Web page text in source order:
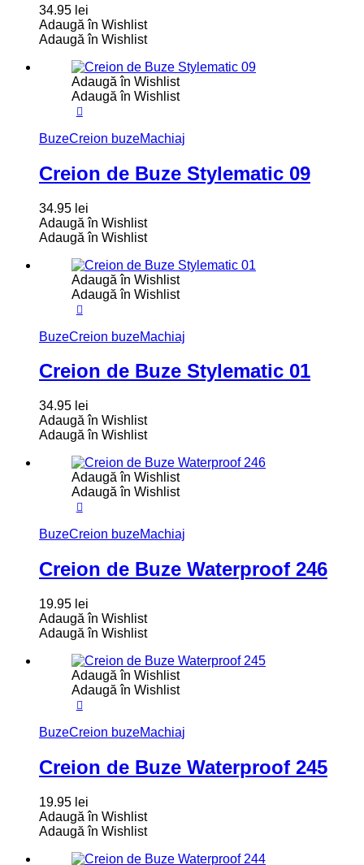
34.95 lei
Adaugă în Wishlist
Adaugă în Wishlist
Adaugă în Wishlist
Adaugă în Wishlist
BuzeCreion buzeMachiaj
Creion de Buze Stylematic 09
34.95 lei
Adaugă în Wishlist
Adaugă în Wishlist
Adaugă în Wishlist
Adaugă în Wishlist
BuzeCreion buzeMachiaj
Creion de Buze Stylematic 01
34.95 lei
Adaugă în Wishlist
Adaugă în Wishlist
Adaugă în Wishlist
Adaugă în Wishlist
BuzeCreion buzeMachiaj
Creion de Buze Waterproof 246
19.95 lei
Adaugă în Wishlist
Adaugă în Wishlist
Adaugă în Wishlist
Adaugă în Wishlist
BuzeCreion buzeMachiaj
Creion de Buze Waterproof 245
19.95 lei
Adaugă în Wishlist
Adaugă în Wishlist